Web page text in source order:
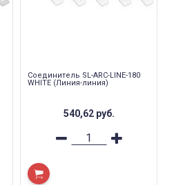
Соединитель SL-ARC-LINE-180
WHITE (Линия-линия)
540,62 руб.